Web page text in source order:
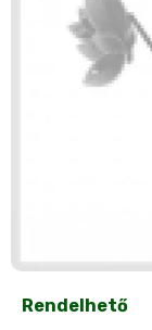
Rendelhető